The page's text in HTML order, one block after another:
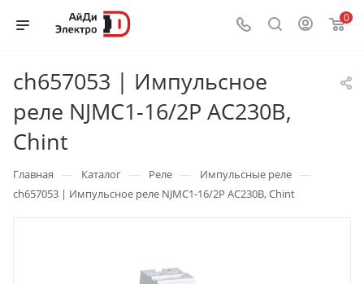
0
ch657053 | Импульсное
реле NJMC1-16/2P AC230В,
Chint
Главная — Каталог — Реле — Импульсные реле —
ch657053 | Импульсное реле NJMC1-16/2P AC230В, Chint